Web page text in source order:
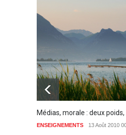
Médias, morale : deux
ENSEIGNEMENTS 13 Août 2010